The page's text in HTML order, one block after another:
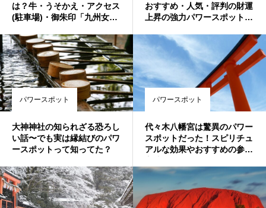
は？牛・うそかえ・アクセス
(駐車場)・御朱印「九州女子
語る見どころ
おすすめ・人気・評判の財運
上昇の強力パワースポット！
返済・玉の輿・商売繁盛のご
パワースポット
大神神社の知られざる恐ろし
い話〜でも実は縁結びのパワ
ースポットって知ってた？
パワースポット
代々木八幡宮は驚異のパワー
スポットだった！スピリチュ
アルな効果やおすすめの参拝